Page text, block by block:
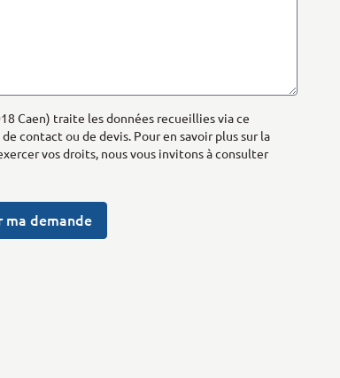
Caen) traite les données recueillies via ce
contact ou de devis. Pour en savoir plus sur la
vos droits, nous vous invitons à consulter
ma demande